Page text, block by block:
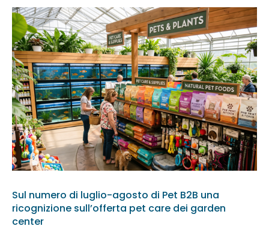
Sul numero di luglio-agosto di Pet B2B una
ricognizione sull’offerta pet care dei garden
center